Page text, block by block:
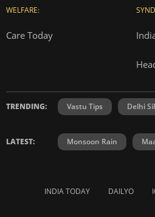
WELFARE:
Care Today
TRENDING: Vastu Tips Delhi
LATEST: Monsoon Rain
INDIA TODAY DAILYO